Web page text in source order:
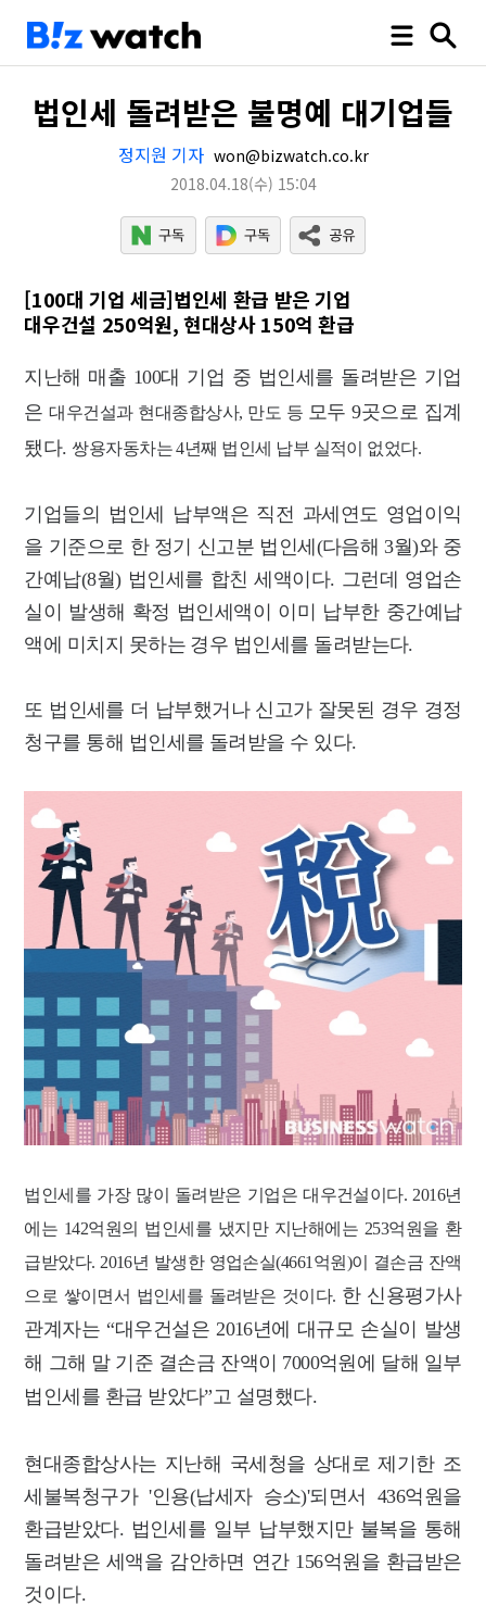
법인세 돌려받은 불명예 대기업들
정지원 기자 won@bizwatch.co.kr
2018.04.18(수) 15:04
[100대 기업 세금]법인세 환급 받은 기업
대우건설 250억원, 현대상사 150억 환급
지난해 매출 100대 기업 중 법인세를 돌려받은 기업
은대우건설과 현대종합상사, 만도 등 모두 9곳으로 집계
됐다. 쌍용자동차는 4년째 법인세 납부 실적이 없었다.
기업들의 법인세 납부액은 직전 과세연도 영업이익
을 기준으로 한 정기 신고분 법인세(다음해 3월)와 중
간예납(8월) 법인세를 합친 세액이다. 그런데 영업손
실이 발생해 확정 법인세액이 이미 납부한 중간예납
액에 미치지 못하는 경우 법인세를 돌려받는다.
또 법인세를 더 납부했거나 신고가 잘못된 경우 경정
청구를 통해 법인세를 돌려받을 수 있다.
법인세를 가장 많이 돌려받은 기업은 대우건설이다. 2016년
에는 142억원의 법인세를 냈지만 지난해에는 253억원을 환
급받았다. 2016년 발생한 영업손실(4661억원)이 결손금 잔액
으로 쌓이면서 법인세를 돌려받은 것이다. 한 신용평가사
관계자는 “대우건설은 2016년에 대규모 손실이 발생
해 그해 말 기준 결손금 잔액이 7000억원에 달해 일부
법인세를 환급 받았다”고 설명했다.
현대종합상사는 지난해 국세청을 상대로 제기한 조
세불복청구가 '인용(납세자 승소)'되면서 436억원을
환급받았다. 법인세를 일부 납부했지만 불복을 통해
돌려받은 세액을 감안하면 연간 156억원을 환급받은
것이다.